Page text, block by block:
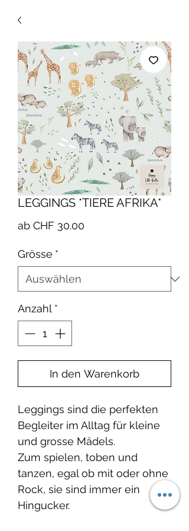
LEGGINGS *TIERE AFRIKA*
ab CHF 30.00
Grösse *
Anzahl *
In den Warenkorb
Leggings sind die perfekten
Begleiter im Alltag für kleine
und grosse Mädels.
Zum spielen, toben und
tanzen, egal ob mit oder ohne
Rock, sie sind immer ein
Hingucker.